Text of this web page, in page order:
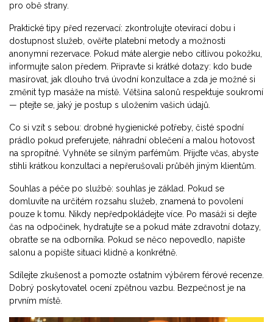
pro obě strany.
Praktické tipy před rezervací: zkontrolujte otevírací dobu i
dostupnost služeb, ověřte platební metody a možnosti
anonymní rezervace. Pokud máte alergie nebo citlivou pokožku,
informujte salon předem. Připravte si krátké dotazy: kdo bude
masírovat, jak dlouho trvá úvodní konzultace a zda je možné si
změnit typ masáže na místě. Většina salonů respektuje soukromí
— ptejte se, jaký je postup s uložením vašich údajů.
Co si vzít s sebou: drobné hygienické potřeby, čisté spodní
prádlo pokud preferujete, náhradní oblečení a malou hotovost
na spropitné. Vyhněte se silným parfémům. Přijďte včas, abyste
stihli krátkou konzultaci a nepřerušovali průběh jiným klientům.
Souhlas a péče po službě: souhlas je základ. Pokud se
domluvíte na určitém rozsahu služeb, znamená to povolení
pouze k tomu. Nikdy nepředpokládejte více. Po masáži si dejte
čas na odpočinek, hydratujte se a pokud máte zdravotní dotazy,
obraťte se na odborníka. Pokud se něco nepovedlo, napište
salonu a popište situaci klidně a konkrétně.
Sdílejte zkušenost a pomozte ostatním výběrem férové recenze.
Dobrý poskytovatel ocení zpětnou vazbu. Bezpečnost je na
prvním místě.